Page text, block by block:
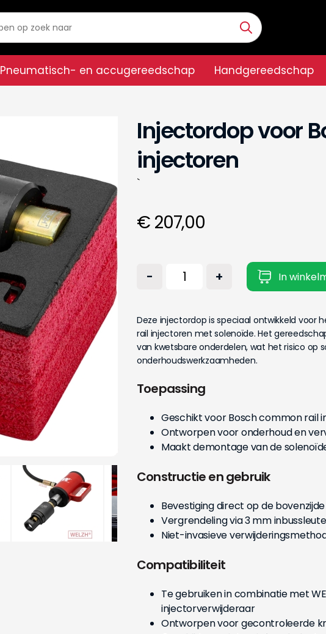
Pneumatisch- en accugereedschap Handgereedschap
Injectordop voor
injectoren
`
€ 207,00
- + In
Deze injectordop is speciaal ontwikkeld voor
rail injectoren met solenoïde. Het
van kwetsbare onderdelen, wat het risico op
onderhoudswerkzaamheden.
Toepassing
Geschikt voor Bosch common rail
Ontworpen voor onderhoud en
Maakt demontage van de
Constructie en gebruik
Bevestiging direct op de
Vergrendeling via 3 mm
Niet-invasieve
Compatibiliteit
Te gebruiken in combinatie met
injectorverwijderaar
Ontworpen voor gecontroleerde